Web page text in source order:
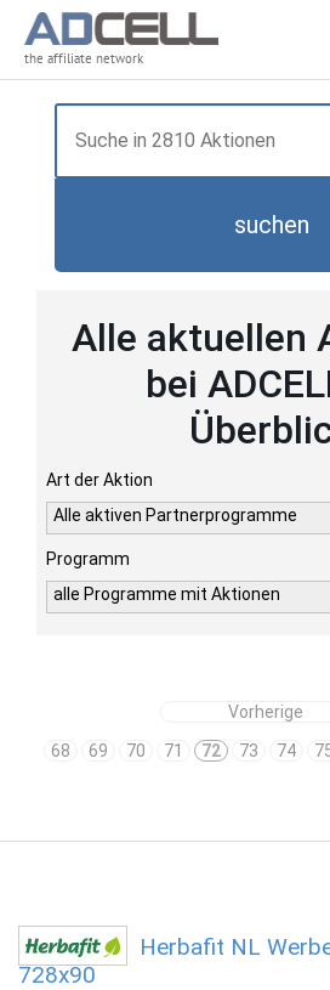
the affiliate network
suchen
Alle aktuellen
bei
Art der Aktion
Alle aktiven Partnerprogramme
Programm
alle Programme mit Aktionen
Vorherige
68
69 70 71 72 73 74
Herbafit NL
728x90